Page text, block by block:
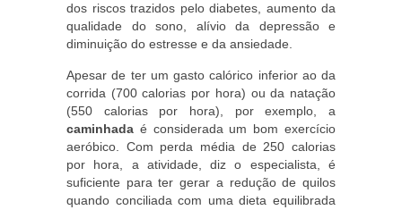
dos riscos trazidos pelo diabetes, aumento da
qualidade do sono, alívio da depressão e
diminuição do estresse e da ansiedade.
Apesar de ter um gasto calórico inferior ao da
corrida (700 calorias por hora) ou da natação
(550 calorias por hora), por exemplo, a
caminhada é considerada um bom exercício
aeróbico. Com perda média de 250 calorias
por hora, a atividade, diz o especialista, é
suficiente para ter gerar a redução de quilos
quando conciliada com uma dieta equilibrada